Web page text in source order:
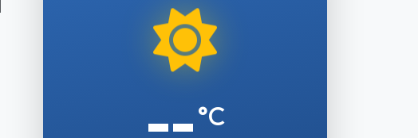
--°C
Memuat data...